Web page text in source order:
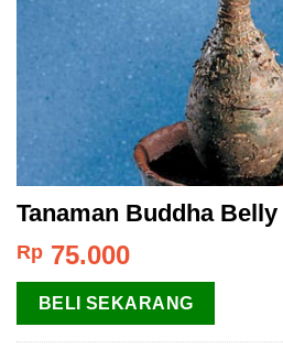
Tanaman Buddha Belly
Rp 75.000
BELI SEKARANG